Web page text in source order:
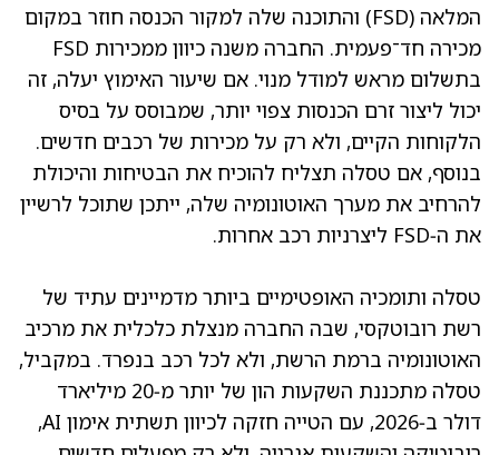
המלאה (FSD) והתוכנה שלה למקור הכנסה חוזר במקום
מכירה חד־פעמית. החברה משנה כיוון ממכירות FSD
בתשלום מראש למודל מנוי. אם שיעור האימוץ יעלה, זה
יכול ליצור זרם הכנסות צפוי יותר, שמבוסס על בסיס
הלקוחות הקיים, ולא רק על מכירות של רכבים חדשים.
בנוסף, אם טסלה תצליח להוכיח את הבטיחות והיכולת
להרחיב את מערך האוטונומיה שלה, ייתכן שתוכל לרשיין
את ה‑FSD ליצרניות רכב אחרות.
טסלה ותומכיה האופטימיים ביותר מדמיינים עתיד של
רשת רובוטקסי, שבה החברה מנצלת כלכלית את מרכיב
האוטונומיה ברמת הרשת, ולא לכל רכב בנפרד. במקביל,
טסלה מתכננת
השקעות הון של יותר מ‑20 מיליארד
דולר ב‑2026
, עם הטייה חזקה לכיוון תשתית אימון AI,